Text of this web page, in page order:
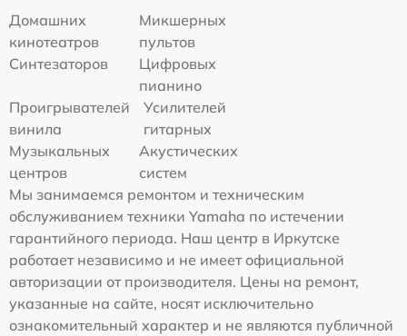
Домашних
кинотеатров
Микшерных
пультов
Синтезаторов
Цифровых
пианино
Проигрывателей
винила
Усилителей
гитарных
Музыкальных
центров
Акустических
систем
Мы занимаемся ремонтом и техническим
обслуживанием техники Yamaha по истечении
гарантийного периода. Наш центр в Иркутске
работает независимо и не имеет официальной
авторизации от производителя. Цены на ремонт,
указанные на сайте, носят исключительно
ознакомительный характер и не являются публичной